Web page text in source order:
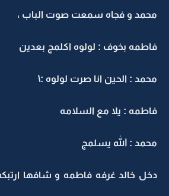
محمد و فجاه سمعت صوت الباب ،
فاطمه بخوف : لولوه اكلمج بعدين
محمد : الحين انا صرت لولوه :\
فاطمه : يلا مع السلامه
محمد : الله يسلمج
دخل خالد غرفه فاطمه و شافها